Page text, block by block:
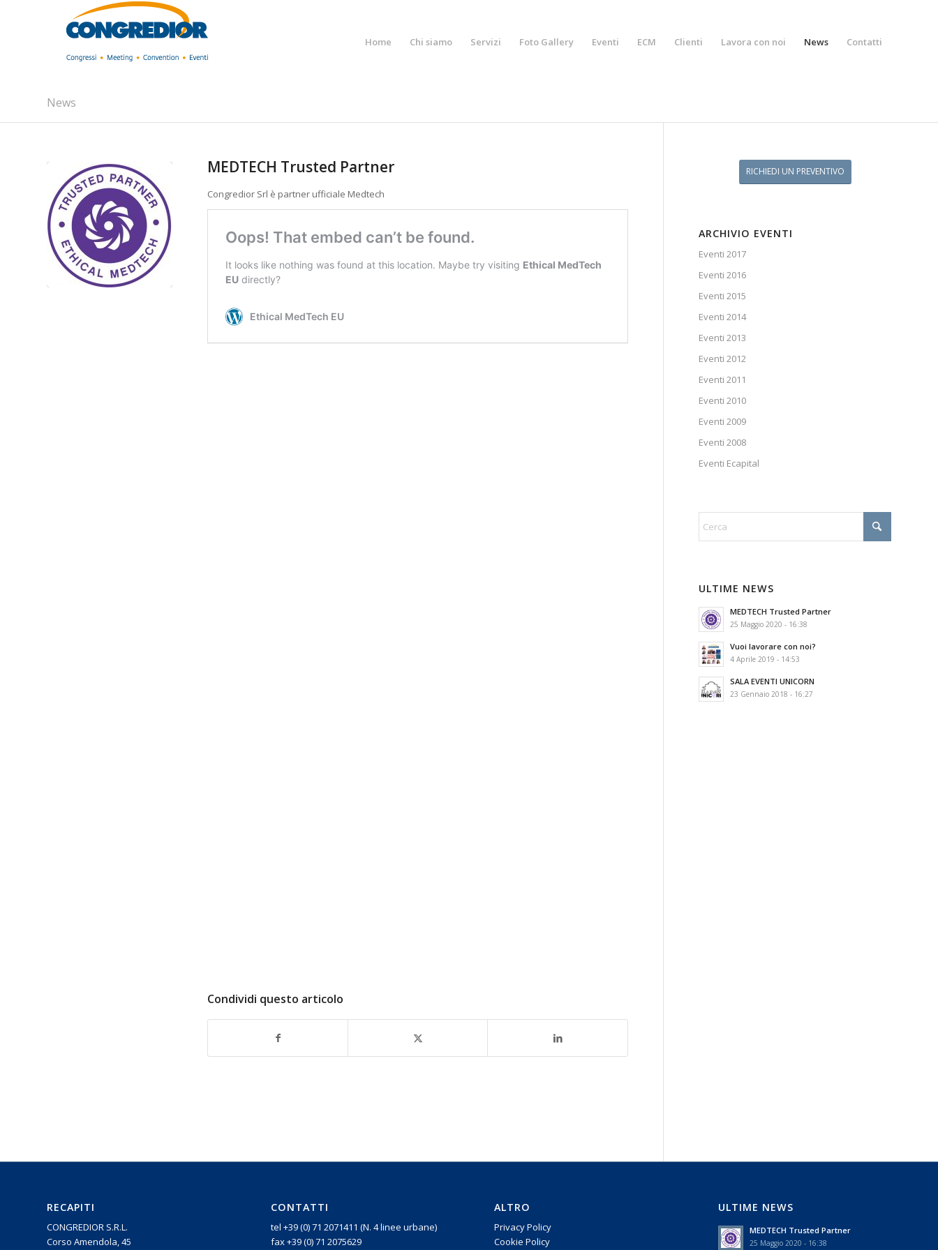
Home Chi siamo Servizi Foto Gallery Eventi ECM Clienti Lavora con noi News Contatti
News
MEDTECH Trusted Partner
Congredior Srl è partner ufficiale Medtech
Condividi questo articolo
RICHIEDI UN PREVENTIVO
ARCHIVIO EVENTI
Eventi 2017
Eventi 2016
Eventi 2015
Eventi 2014
Eventi 2013
Eventi 2012
Eventi 2011
Eventi 2010
Eventi 2009
Eventi 2008
Eventi Ecapital
ULTIME NEWS
MEDTECH Trusted Partner
25 Maggio 2020 - 16:38
Vuoi lavorare con noi?
4 Aprile 2019 - 14:53
SALA EVENTI UNICORN
23 Gennaio 2018 - 16:27
RECAPITI
CONGREDIOR S.R.L.
Corso Amendola, 45
CONTATTI
tel +39 (0) 71 2071411 (N. 4 linee urbane)
fax +39 (0) 71 2075629
ALTRO
Privacy Policy
Cookie Policy
ULTIME NEWS
MEDTECH Trusted Partner
25 Maggio 2020 - 16:38